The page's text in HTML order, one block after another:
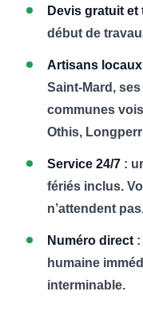
Devis gratuit
début de
Artisans locaux
Saint-Mard,
communes
Othis,
Service 24/7 :
fériés inclus.
n’attendent
Numéro direct
humaine
interminable.